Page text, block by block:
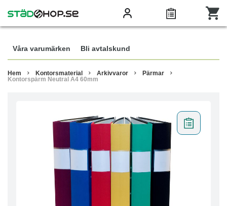
Våra varumärken Bli avtalskund
Hem Kontorsmaterial Arkivvaror
Pärmar
Kontorspärm Neutral A4 60mm